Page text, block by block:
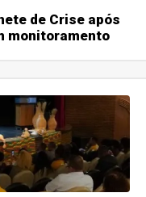
de Crise após
monitoramento